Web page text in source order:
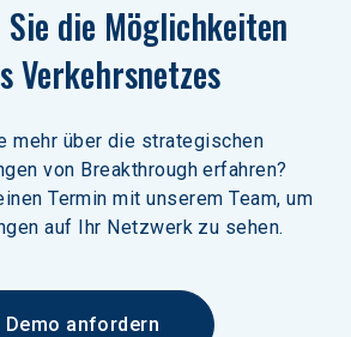
Sie die Möglichkeiten
Verkehrsnetzes
mehr über die strategischen
von Breakthrough erfahren?
Termin mit unserem Team, um
auf Ihr Netzwerk zu sehen.
Demo anfordern